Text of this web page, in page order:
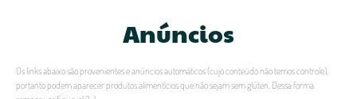
Anúncios
Os links abaixo são provenientes e anúncios automáticos (cujo conteúdo não temos controle),
portanto podem aparecer produtos alimentícios que não sejam sem glúten. Dessa forma